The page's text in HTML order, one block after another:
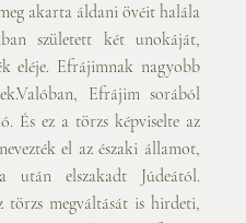
akarta áldani övéit halála
született két unokáját,
eléje. Efrájimnak nagyobb
Efrájim sorából
És ez a törzs képviselte az
el az északi államot,
után elszakadt Júdeától.
törzs megváltását is hirdeti,